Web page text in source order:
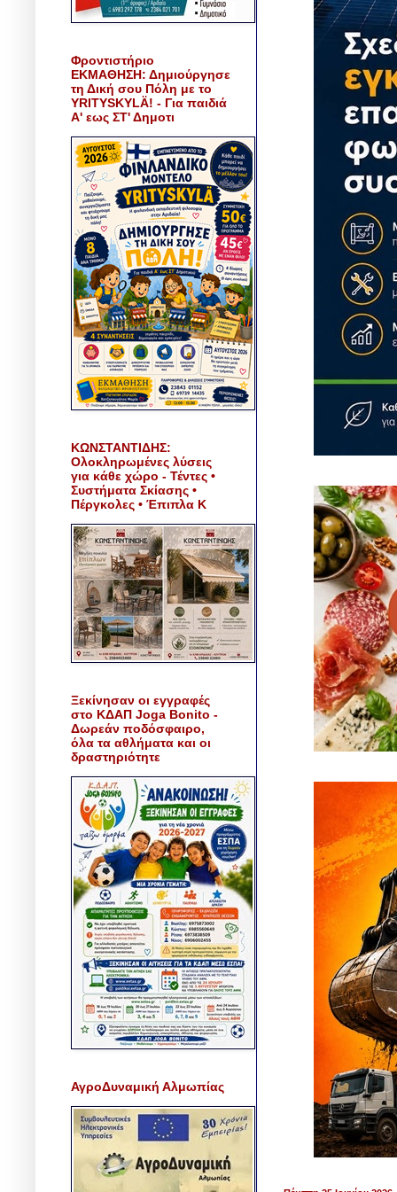
Φροντιστήριο
ΕΚΜΑΘΗΣΗ: Δημιούργησε
τη Δική σου Πόλη με το
YRITYSKYLÄ! - Για παιδιά
Α' εως ΣΤ' Δημοτι
ΚΩΝΣΤΑΝΤΙΔΗΣ:
Ολοκληρωμένες λύσεις
για κάθε χώρο - Τέντες •
Συστήματα Σκίασης •
Πέργκολες • Έπιπλα Κ
Ξεκίνησαν οι εγγραφές
στο ΚΔΑΠ Joga Bonito -
Δωρεάν ποδόσφαιρο,
όλα τα αθλήματα και οι
δραστηριότητε
ΑγροΔυναμική Αλμωπίας